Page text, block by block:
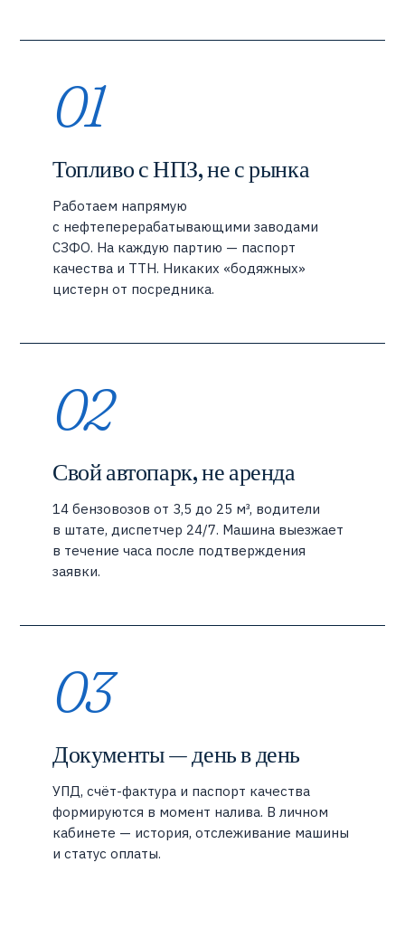
01
Топливо с НПЗ, не с рынка
Работаем напрямую
с нефтеперерабатывающими заводами
СЗФО. На каждую партию — паспорт
качества и ТТН. Никаких «бодяжных»
цистерн от посредника.
02
Свой автопарк, не аренда
14 бензовозов от 3,5 до 25 м³, водители
в штате, диспетчер 24/7. Машина выезжает
в течение часа после подтверждения
заявки.
03
Документы — день в день
УПД, счёт-фактура и паспорт качества
формируются в момент налива. В личном
кабинете — история, отслеживание машины
и статус оплаты.